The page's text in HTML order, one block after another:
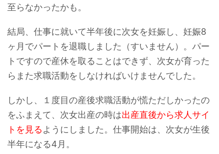
至らなかったかも。
結局、仕事に就いて半年後に次女を妊娠し、妊娠8
ヶ月でパートを退職しました（すいません）。パー
トですので産休を取ることはできず、次女が育った
らまた求職活動をしなければいけませんでした。
しかし、１度目の産後求職活動が慌ただしかったの
をふまえて、次女出産の時は出産直後から求人サイ
トを見るようにしました。仕事開始は、次女が生後
半年になる4月。